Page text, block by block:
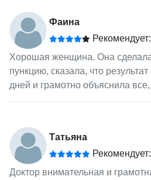
Фаина
Хорошая женщина. Она
пункцию, сказала, что
дней и грамотно объяснила
Татьяна
Доктор внимательная и